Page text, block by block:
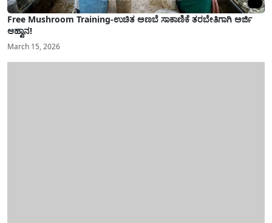
Free Mushroom Training-ಉಚಿತ ಅಣಬೆ ಸಾಕಾಣಿಕೆ ತರಬೇತಿಗಾಗಿ ಅರ್ಜಿ
ಆಹ್ವಾನ!
March 15, 2026